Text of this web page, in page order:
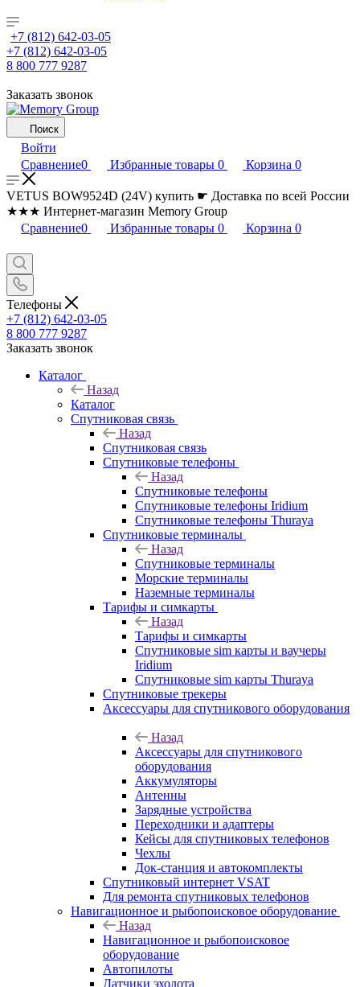
+7 (812) 642-03-05
+7 (812) 642-03-05
8 800 777 9287
Заказать звонок
Поиск
Войти
Сравнение0 Избранные товары 0 Корзина 0
VETUS BOW9524D (24V) купить ☛ Доставка по всей России
★★★ Интернет-магазин Memory Group
Сравнение0 Избранные товары 0 Корзина 0
Телефоны
+7 (812) 642-03-05
8 800 777 9287
Заказать звонок
Каталог
Назад
Каталог
Спутниковая связь
Назад
Спутниковая связь
Спутниковые телефоны
Назад
Спутниковые телефоны
Спутниковые телефоны Iridium
Спутниковые телефоны Thuraya
Спутниковые терминалы
Назад
Спутниковые терминалы
Морские терминалы
Наземные терминалы
Тарифы и симкарты
Назад
Тарифы и симкарты
Спутниковые sim карты и ваучеры
Iridium
Спутниковые sim карты Thuraya
Спутниковые трекеры
Аксессуары для спутникового оборудования
Назад
Аксессуары для спутникового
оборудования
Аккумуляторы
Антенны
Зарядные устройства
Переходники и адаптеры
Кейсы для спутниковых телефонов
Чехлы
Док-станция и автокомплекты
Спутниковый интернет VSAT
Для ремонта спутниковых телефонов
Навигационное и рыбопоисковое оборудование
Назад
Навигационное и рыбопоисковое
оборудование
Автопилоты
Датчики эхолота